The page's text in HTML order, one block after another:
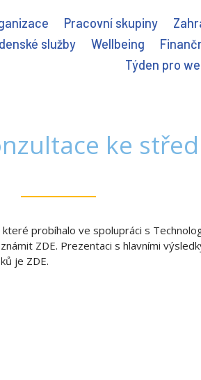
Pracovní skupiny
služby
Wellbeing
Týden pro
ke
probíhalo ve spolupráci s
ZDE. Prezentaci s hlavními
je ZDE.